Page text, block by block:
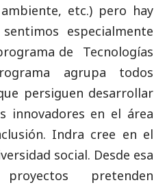
etc.) pero hay
especialmente
de Tecnologías
agrupa todos
persiguen desarrollar
innovadores en el área
Indra cree en el
social. Desde esa
pretenden